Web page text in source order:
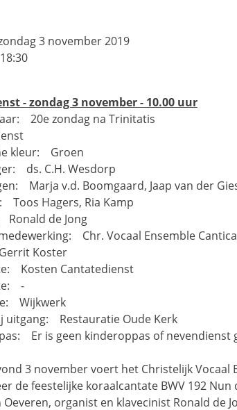
3 november 2019
18:30
- zondag 3 november - 10.00 uur
20e zondag na Trinitatis
kleur: Groen
ds. C.H. Wesdorp
Marja v.d. Boomgaard, Jaap van der
Toos Hagers, Ria Kamp
de Jong
Chr. Vocaal Ensemble Cantica
Koster
Kosten Cantatedienst
-
Wijkwerk
uitgang: Restauratie Oude Kerk
Er is geen kinderoppas of nevendienst
3 november voert het Christelijk Vocaal
de feestelijke koraalcantate BWV 192 Nun
Oeveren, organist en klavecinist Ronald de